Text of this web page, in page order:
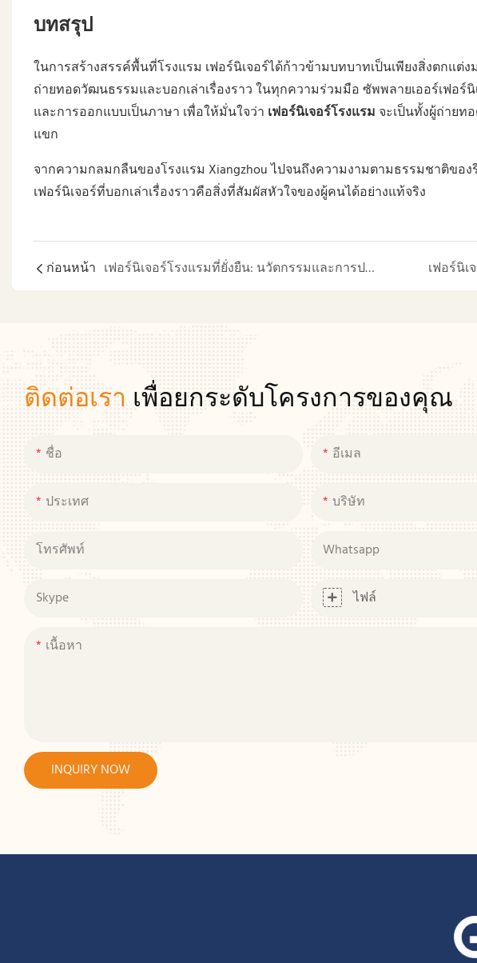
บทสรุป
ในการสร้างสรรค์พื้นที่โรงแรม เฟอร์นิเจอร์ได้ก้าวข้ามบทบาทเป็นเพียงสิ่งตกแต่
ถ่ายทอดวัฒนธรรมและบอกเล่าเรื่องราว ในทุกความร่วมมือ ซัพพลายเออร์เฟอร์
และการออกแบบเป็นภาษา เพื่อให้มั่นใจว่า เฟอร์นิเจอร์โรงแรม จะเป็นทั้งผู้ถ่าย
แขก
จากความกลมกลืนของโรงแรม Xiangzhou ไปจนถึงความงามตามธรรมชาติขอ
เฟอร์นิเจอร์ที่บอกเล่าเรื่องราวคือสิ่งที่สัมผัสหัวใจของผู้คนได้อย่างแท้จริง
ก่อนหน้า เฟอร์นิเจอร์โรงแรมที่ยั่งยืน: นวัตกรรมและการปฏิบัติในวัสดุที่เป็นมิตรต่อสิ่งแวดล้อม
ติดต่อเรา เพื่อยกระดับโครงการของคุณ
ชื่อ อีเมล
ประเทศ บริษัท
โทรศัพท์ Whatsapp
Skype ไฟล์
เนื้อหา
INQUIRY NOW